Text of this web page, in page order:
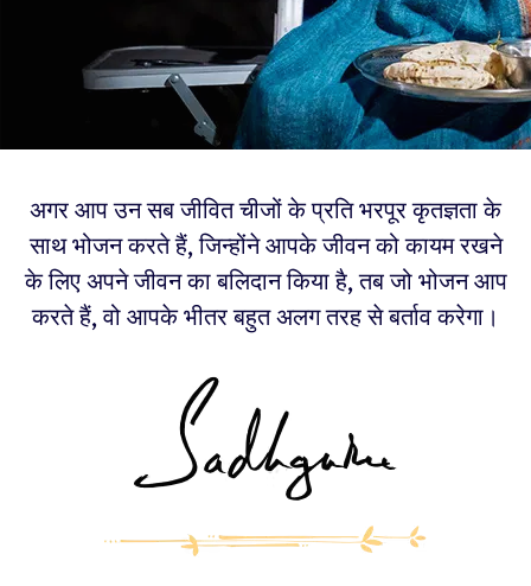
अगर आप उन सब जीवित चीजों के प्रति भरपूर कृतज्ञता के
साथ भोजन करते हैं, जिन्होंने आपके जीवन को कायम रखने
के लिए अपने जीवन का बलिदान किया है, तब जो भोजन आप
करते हैं, वो आपके भीतर बहुत अलग तरह से बर्ताव करेगा।